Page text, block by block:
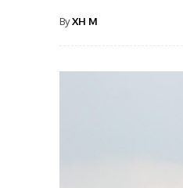
ByXH M